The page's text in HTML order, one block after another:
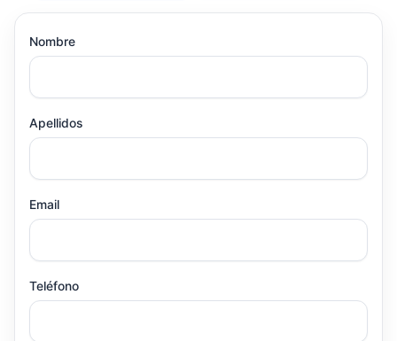
Nombre
Apellidos
Email
Teléfono